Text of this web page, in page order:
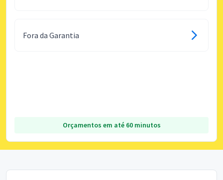
Fora da Garantia
Orçamentos em até 60 minutos